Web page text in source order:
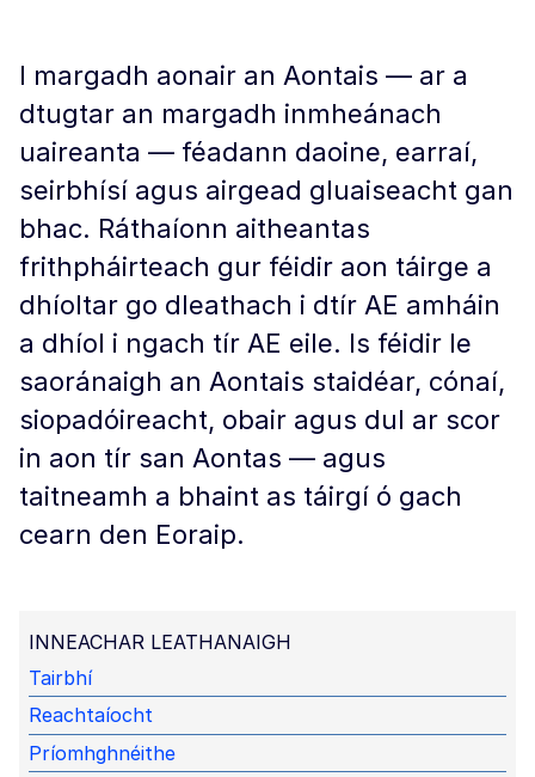
I margadh aonair an Aontais — ar a
dtugtar an margadh inmheánach
uaireanta — féadann daoine, earraí,
seirbhísí agus airgead gluaiseacht gan
bhac. Ráthaíonn aitheantas
frithpháirteach gur féidir aon táirge a
dhíoltar go dleathach i dtír AE amháin
a dhíol i ngach tír AE eile. Is féidir le
saoránaigh an Aontais staidéar, cónaí,
siopadóireacht, obair agus dul ar scor
in aon tír san Aontas — agus
taitneamh a bhaint as táirgí ó gach
cearn den Eoraip.
INNEACHAR LEATHANAIGH
Tairbhí
Reachtaíocht
Príomhghnéithe